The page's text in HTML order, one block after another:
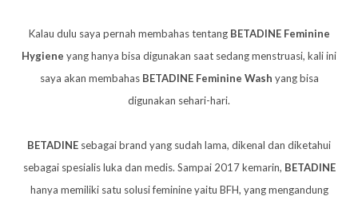
Kalau dulu saya pernah membahas tentang BETADINE Feminine
Hygiene yang hanya bisa digunakan saat sedang menstruasi, kali ini
saya akan membahas BETADINE Feminine Wash yang bisa
digunakan sehari-hari.
BETADINE sebagai brand yang sudah lama, dikenal dan diketahui
sebagai spesialis luka dan medis. Sampai 2017 kemarin, BETADINE
hanya memiliki satu solusi feminine yaitu BFH, yang mengandung